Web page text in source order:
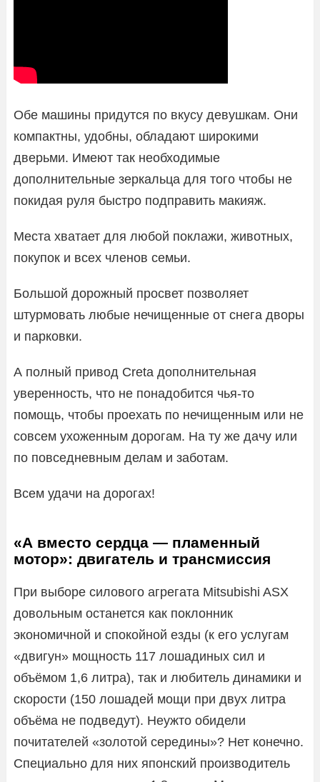
Обе машины придутся по вкусу девушкам. Они
компактны, удобны, обладают широкими
дверьми. Имеют так необходимые
дополнительные зеркальца для того чтобы не
покидая руля быстро подправить макияж.
Места хватает для любой поклажи, животных,
покупок и всех членов семьи.
Большой дорожный просвет позволяет
штурмовать любые нечищенные от снега дворы
и парковки.
А полный привод Creta дополнительная
уверенность, что не понадобится чья-то
помощь, чтобы проехать по нечищенным или не
совсем ухоженным дорогам. На ту же дачу или
по повседневным делам и заботам.
Всем удачи на дорогах!
«А вместо сердца — пламенный
мотор»: двигатель и трансмиссия
При выборе силового агрегата Mitsubishi ASX
довольным останется как поклонник
экономичной и спокойной езды (к его услугам
«двигун» мощность 117 лошадиных сил и
объёмом 1,6 литра), так и любитель динамики и
скорости (150 лошадей мощи при двух литра
объёма не подведут). Неужто обидели
почитателей «золотой середины»? Нет конечно.
Специально для них японский производитель